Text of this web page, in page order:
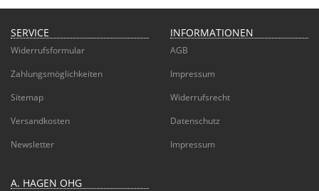
SERVICE
Widerrufsformular
Zahlungsmöglichkeiten
Sitemap
Versandkosten
Newsletter
INFORMATIONEN
AGB
Impressum
Widerrufsrecht
Datenschutz
Impressum
A. HAGEN OHG